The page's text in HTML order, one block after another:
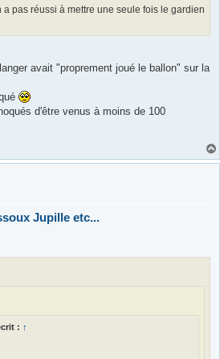
a pas réussi à mettre une seule fois le gardien
avait "proprement joué le ballon" sur la
d'être venus à moins de 100
Jupille etc...
: ↑